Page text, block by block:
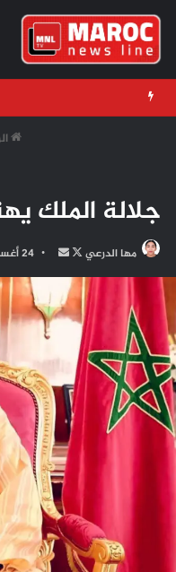
جلالة الملك
مها الدرعي
تابع
على
X
أرسل
بريدا
إلكترونيا
24 أغسطس، 2022